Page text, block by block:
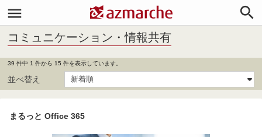


コミュニケーション・情報共有
39 件中 1 件から 15 件を表示しています。
並べ替え
まるっと Office 365